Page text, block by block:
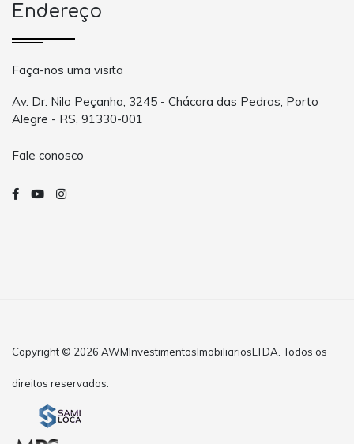
Endereço
Faça-nos uma visita
Av. Dr. Nilo Peçanha, 3245 - Chácara das Pedras, Porto
Alegre - RS, 91330-001
Fale conosco
Copyright © 2026 AWMInvestimentosImobiliariosLTDA. Todos os
direitos reservados.